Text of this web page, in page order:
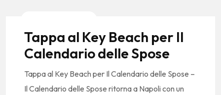
Tappa al Key Beach per Il
Calendario delle Spose
Tappa al Key Beach per Il Calendario delle Spose –
Il Calendario delle Spose ritorna a Napoli con un